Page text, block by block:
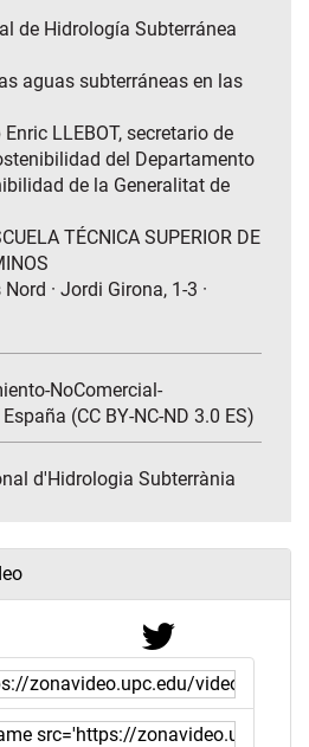
de Hidrología Subterránea
aguas subterráneas en las
LLEBOT, secretario de
del Departamento
de la Generalitat de
TÉCNICA SUPERIOR DE
· Jordi Girona, 1-3 ·
NoComercial-
(CC BY-NC-ND 3.0 ES)
d'Hidrologia Subterrània